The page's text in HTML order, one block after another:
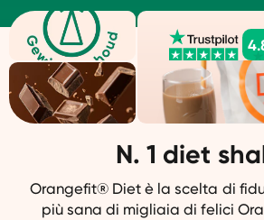
N. 1 diet
Orangefit® Diet è la scelta di
più sana di migliaia di felici